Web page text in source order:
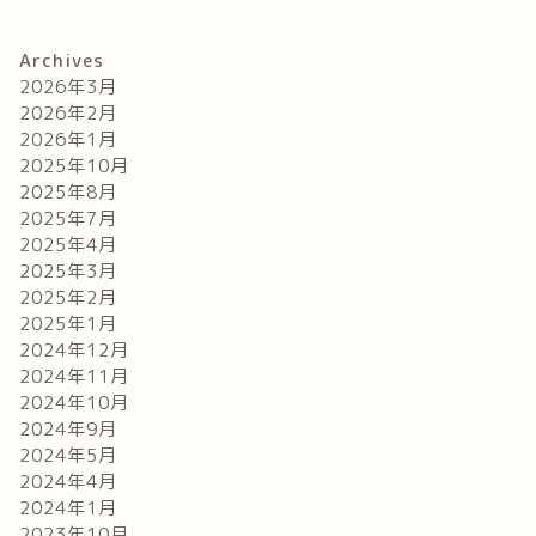
Archives
2026年3月
2026年2月
2026年1月
2025年10月
2025年8月
2025年7月
2025年4月
2025年3月
2025年2月
2025年1月
2024年12月
2024年11月
2024年10月
2024年9月
2024年5月
2024年4月
2024年1月